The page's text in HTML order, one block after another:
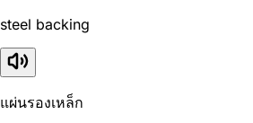
steel backing
แผ่นรองเหล็ก